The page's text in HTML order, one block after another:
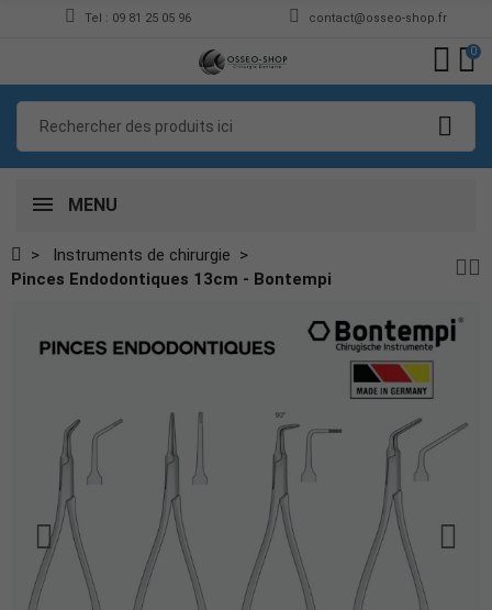
Tel : 09 81 25 05 96 contact@osseo-shop.fr
0
MENU
Instruments de chirurgie
Pinces Endodontiques 13cm - Bontempi